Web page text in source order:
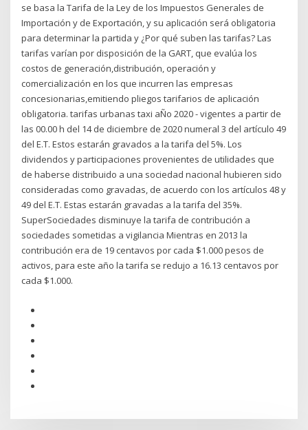
se basa la Tarifa de la Ley de los Impuestos Generales de
Importación y de Exportación, y su aplicación será obligatoria
para determinar la partida y ¿Por qué suben las tarifas? Las
tarifas varían por disposición de la GART, que evalúa los
costos de generación,distribución, operación y
comercialización en los que incurren las empresas
concesionarias,emitiendo pliegos tarifarios de aplicación
obligatoria. tarifas urbanas taxi aÑo 2020 - vigentes a partir de
las 00.00 h del 14 de diciembre de 2020 numeral 3 del artículo 49
del E.T. Estos estarán gravados a la tarifa del 5%. Los
dividendos y participaciones provenientes de utilidades que
de haberse distribuido a una sociedad nacional hubieren sido
consideradas como gravadas, de acuerdo con los artículos 48 y
49 del E.T. Estas estarán gravadas a la tarifa del 35%.
SuperSociedades disminuye la tarifa de contribución a
sociedades sometidas a vigilancia Mientras en 2013 la
contribución era de 19 centavos por cada $1.000 pesos de
activos, para este año la tarifa se redujo a 16.13 centavos por
cada $1.000.